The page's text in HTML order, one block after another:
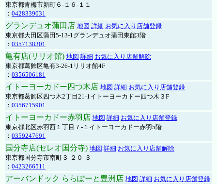
東京都青梅市新町６-１６-１１
： 0428339031
グランデュオ蒲田店 地図 詳細 お気に入り店舗登録
東京都大田区蒲田5-13-1グランデュオ蒲田東館3階
： 0357138301
亀有店(リリオ館) 地図 詳細 お気に入り店舗解除
東京都葛飾区亀有3-26-1リリオ館4F
： 0356506181
イトーヨーカドー四つ木店 地図 詳細 お気に入り店舗登録
東京都葛飾区四つ木2丁目21-1イトーヨーカドー四つ木３F
： 0356715901
イトーヨーカドー赤羽店 地図 詳細 お気に入り店舗登録
東京都北区赤羽西１丁目７-１イトーヨーカドー赤羽5階
： 0359247691
国分寺店(セレオ国分寺) 地図 詳細 お気に入り店舗解除
東京都国分寺市南町３-２０-３
： 0423266511
アーバンドック ららぽーと豊洲店 地図 詳細 お気に入り店舗登録